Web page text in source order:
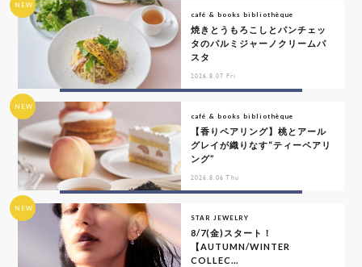
NEW
café & books bibliothèque
焼きとうもろこしとパンチェッ
タのパルミジャーノクリームパ
スタ
2026.8.07 Fri
NEW
café & books bibliothèque
【香りペアリング】桃とアール
グレイが織りなす“ティーペアリ
ング”
2026.8.06 Thu
NEW
STAR JEWELRY
8/7(金)スタート！
【AUTUMN/WINTER
COLLEC...